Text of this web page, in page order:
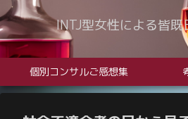
INTJ型女性による皆
個別コンサルご感想集